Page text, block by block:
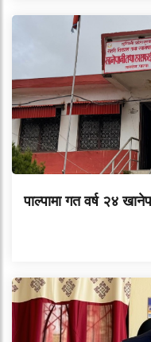
पाल्पामा गत वर्ष २४